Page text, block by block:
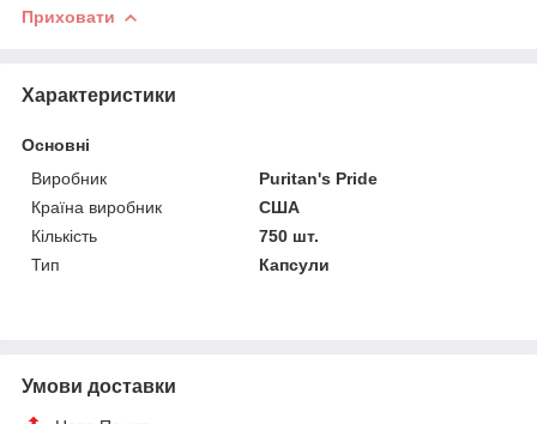
Приховати
Характеристики
Основні
Виробник
Puritan's Pride
Країна виробник
США
Кількість
750 шт.
Тип
Капсули
Умови доставки